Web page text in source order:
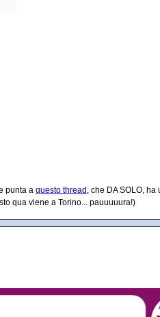
punta a questo thread , che DA SOLO, ha
qua viene a Torino... pauuuuura!)